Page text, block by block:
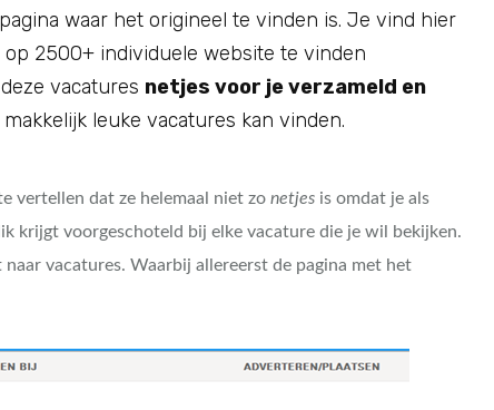
waar het origineel te vinden is. Je vind hier
op 2500+ individuele website te vinden
vacatures netjes voor je verzameld en
leuke vacatures kan vinden.
vertellen dat ze helemaal niet zo netjes is omdat je als
krijgt voorgeschoteld bij elke vacature die je wil bekijken.
naar vacatures. Waarbij allereerst de pagina met het